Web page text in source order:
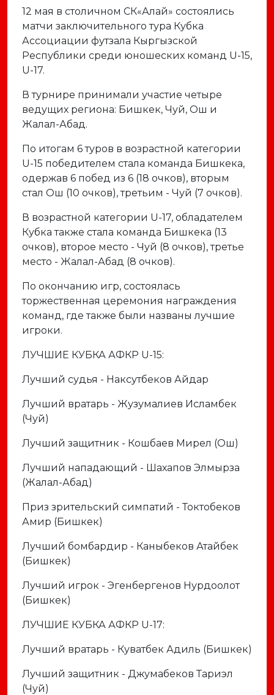
12 мая в столичном СК«Алай» состоялись
матчи заключительного тура Кубка
Ассоциации футзала Кыргызской
Республики среди юношеских команд U-15,
U-17.
В турнире принимали участие четыре
ведущих региона: Бишкек, Чуй, Ош и
Жалал-Абад.
По итогам 6 туров в возрастной категории
U-15 победителем стала команда Бишкека,
одержав 6 побед из 6 (18 очков), вторым
стал Ош (10 очков), третьим - Чуй (7 очков).
В возрастной категории U-17, обладателем
Кубка также стала команда Бишкека (13
очков), второе место - Чуй (8 очков), третье
место - Жалал-Абад (8 очков).
По окончанию игр, состоялась
торжественная церемония награждения
команд, где также были названы лучшие
игроки.
ЛУЧШИЕ КУБКА АФКР U-15:
Лучший судья - Наксутбеков Айдар
Лучший вратарь - Жузумалиев Исламбек
(Чуй)
Лучший защитник - Кошбаев Мирел (Ош)
Лучший нападающий - Шахапов Элмырза
(Жалал-Абад)
Приз зрительский симпатий - Токтобеков
Амир (Бишкек)
Лучший бомбардир - Каныбеков Атайбек
(Бишкек)
Лучший игрок - Эгенбергенов Нурдоолот
(Бишкек)
ЛУЧШИЕ КУБКА АФКР U-17:
Лучший вратарь - Куватбек Адиль (Бишкек)
Лучший защитник - Джумабеков Тариэл
(Чуй)